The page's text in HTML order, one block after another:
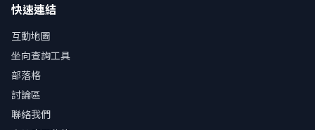
快速連結
互動地圖
坐向查詢工具
部落格
討論區
聯絡我們